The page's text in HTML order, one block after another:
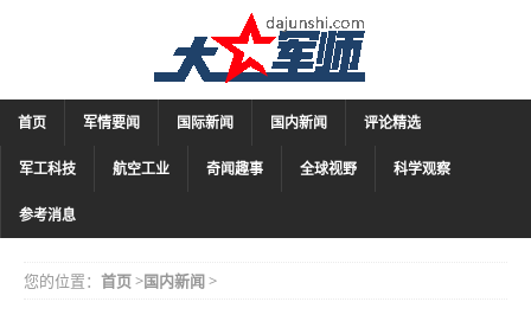
首页 军情要闻 国际新闻 国内新闻 评论精选
军工科技 航空工业 奇闻趣事 全球视野 科学观察
参考消息
您的位置： 首页>国内新闻>